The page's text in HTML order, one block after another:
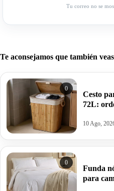
Tu correo no se
Te aconsejamos que también
0
Cesto
72L:
10 Ago,
0
Funda
para